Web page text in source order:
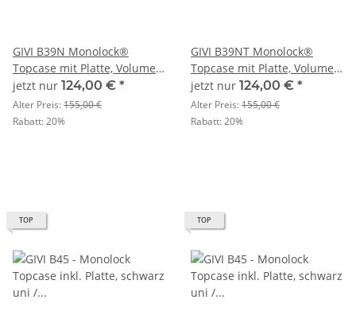
GIVI B39N Monolock®
Topcase mit Platte, Volumen
39 Liter, mit roten
Reflektoren
jetzt nur 124,00 € *
Alter Preis:155,00 €
Rabatt:20%
GIVI B39NT Monolock®
Topcase mit Platte, Volumen
39 Liter, mit transparenten
Reflektoren
jetzt nur 124,00 € *
Alter Preis:155,00 €
Rabatt:20%
TOP TOP